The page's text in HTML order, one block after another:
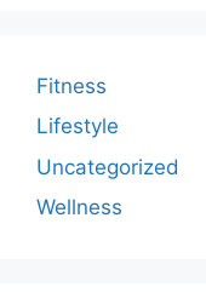
Fitness
Lifestyle
Uncategorized
Wellness